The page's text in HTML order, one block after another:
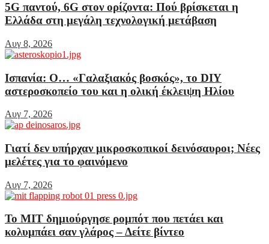
5G παντού, 6G στον ορίζοντα: Πού βρίσκεται η
Ελλάδα στη μεγάλη τεχνολογική μετάβαση
Αυγ 8, 2026
Ισπανία: Ο… «Γαλαξιακός βοσκός», το DIY
αστεροσκοπείο του και η ολική έκλειψη Ηλίου
Αυγ 7, 2026
Γιατί δεν υπήρχαν μικροσκοπικοί δεινόσαυροι; Νέες
μελέτες για το φαινόμενο
Αυγ 7, 2026
Το MIT δημιούργησε ρομπότ που πετάει και
κολυμπάει σαν γλάρος – Δείτε βίντεο